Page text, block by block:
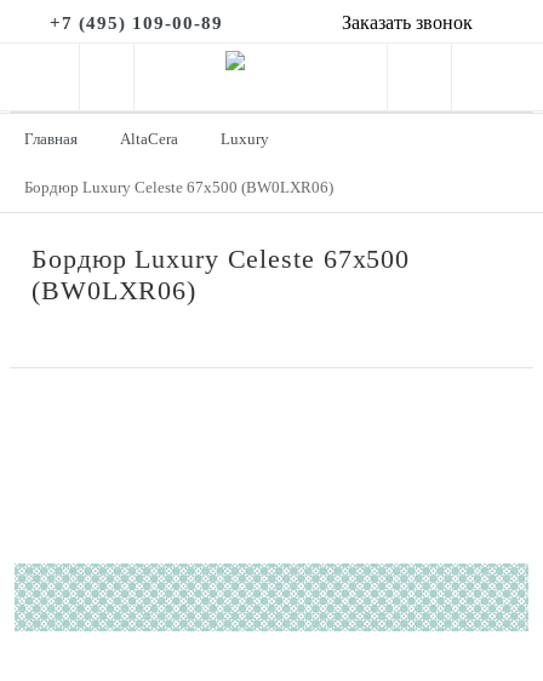
+7 (495) 109-00-89 Заказать звонок
Главная AltaCera Luxury
Бордюр Luxury Celeste 67x500 (BW0LXR06)
Бордюр Luxury Celeste 67x500
(BW0LXR06)